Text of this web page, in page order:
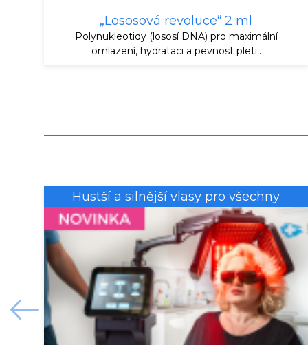
„Lososová revoluce“ 2 ml
Polynukleotidy (lososí DNA) pro maximální
omlazení, hydrataci a pevnost pleti..
Hustší a silnější vlasy pro všechny